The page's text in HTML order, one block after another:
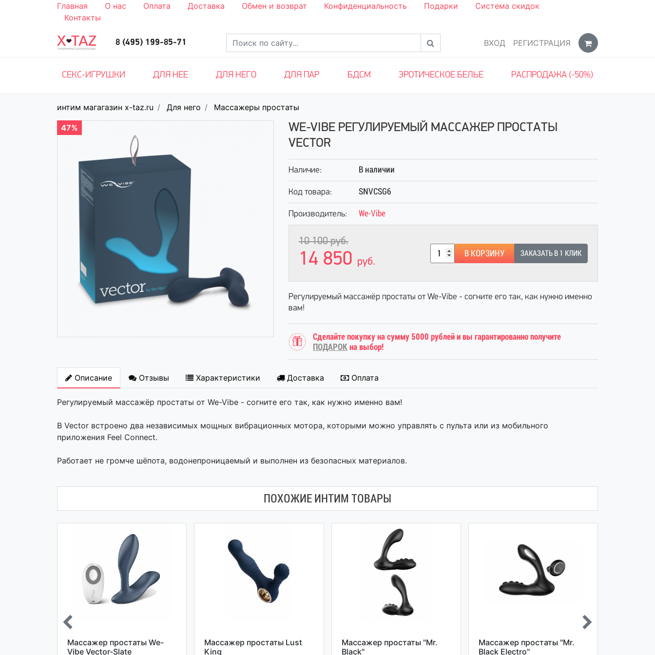
Главная О нас Оплата Доставка Обмен и возврат Конфиденциальность Подарки
Система скидок
Контакты
8 (495) 199-85-71 ВХОД РЕГИСТРАЦИЯ
СЕКС-ИГРУШКИ ДЛЯ НЕЕ ДЛЯ НЕГО ДЛЯ ПАР БДСМ ЭРОТИЧЕСКОЕ БЕЛЬЕ РАСПРОДАЖА (-50%)
интим магагазин x-taz.ru Для него Массажеры простаты
47%
WE-VIBE РЕГУЛИРУЕМЫЙ МАССАЖЕР ПРОСТАТЫ
VECTOR
Наличие: В наличии
Код товара: SNVCSG6
Производитель: We-Vibe
10 100руб.
14 850 руб.
В КОРЗИНУ ЗАКАЗАТЬ В 1 КЛИК
Регулируемый массажёр простаты от We-Vibe - согните его так, как нужно именно
вам!
Сделайте покупку на сумму 5000 рублей и вы гарантированно получите
ПОДАРОК на выбор!
Описание Отзывы Характеристики Доставка Оплата
Регулируемый массажёр простаты от We-Vibe - согните его так, как нужно именно вам!
В Vector встроено два независимых мощных вибрационных мотора, которыми можно управлять с пульта или из мобильного
приложения Feel Connect.
Работает не громче шёпота, водонепроницаемый и выполнен из безопасных материалов.
ПОХОЖИЕ ИНТИМ ТОВАРЫ
Массажер простаты We-
Vibe Vector-Slate
Массажер простаты Lust
King
Массажер простаты "Mr.
Black"
Массажер простаты "Mr.
Black Electro"